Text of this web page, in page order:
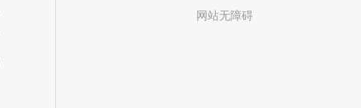
网站无障碍